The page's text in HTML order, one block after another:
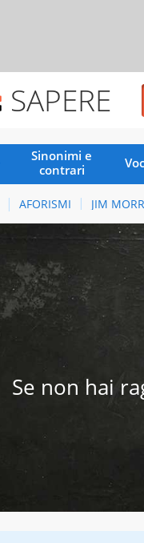
SAPERE
Sinonimi e
contrari
AFORISMI JIM
Se non hai